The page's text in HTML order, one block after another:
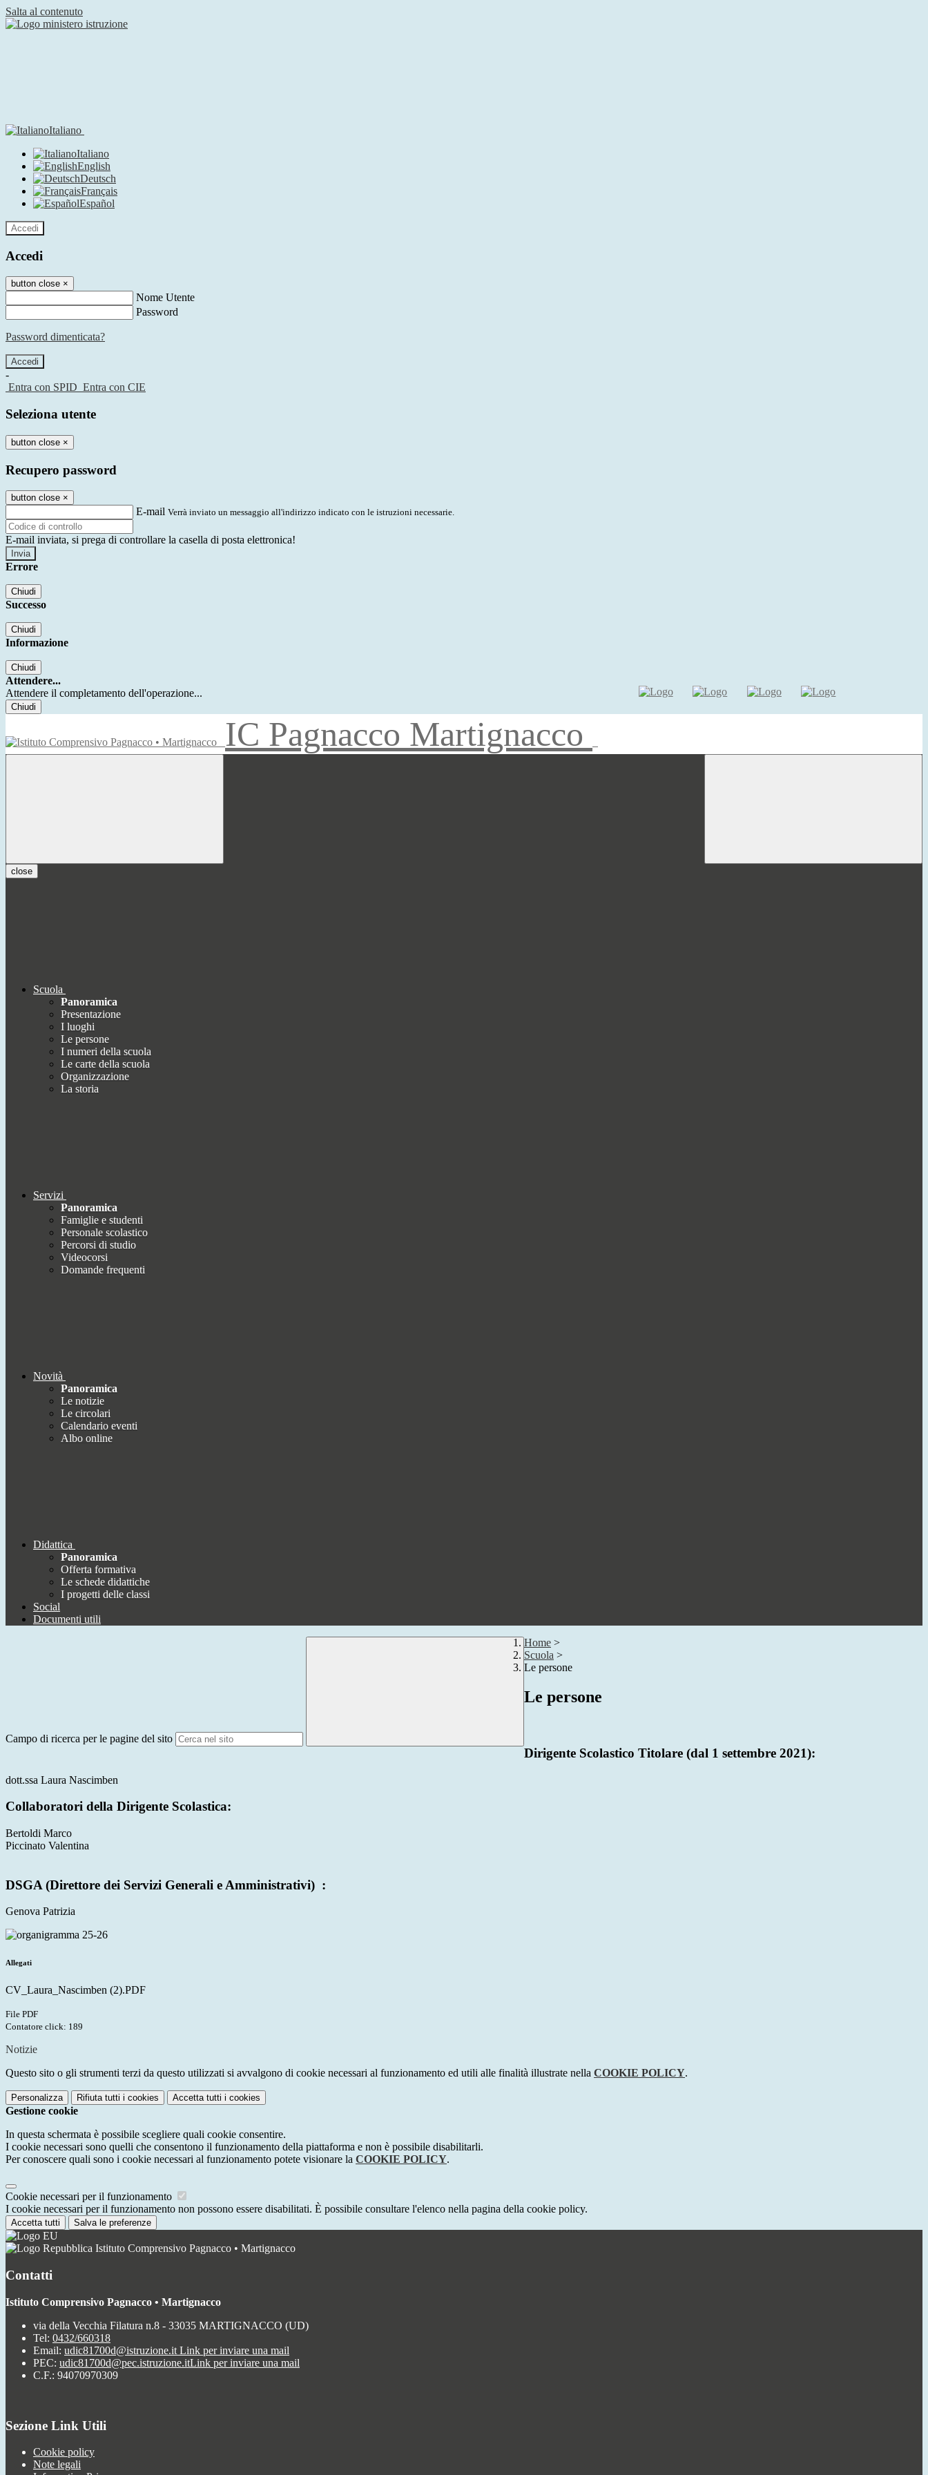
Salta al contenuto
Italiano
Italiano
English
Deutsch
Français
Español
Accedi
Accedi
button close ×
Nome Utente
Password
Password dimenticata?
-
Entra con SPID Entra con CIE
Seleziona utente
button close ×
Recupero password
button close ×
E-mail Verrà inviato un messaggio all'indirizzo indicato con le istruzioni necessarie.
E-mail inviata, si prega di controllare la casella di posta elettronica!
Errore
Chiudi
Successo
Chiudi
Informazione
Chiudi
Attendere...
Attendere il completamento dell'operazione...
Chiudi
IC Pagnacco Martignacco
close
Scuola
Panoramica
Presentazione
I luoghi
Le persone
I numeri della scuola
Le carte della scuola
Organizzazione
La storia
Servizi
Panoramica
Famiglie e studenti
Personale scolastico
Percorsi di studio
Videocorsi
Domande frequenti
Novità
Panoramica
Le notizie
Le circolari
Calendario eventi
Albo online
Didattica
Panoramica
Offerta formativa
Le schede didattiche
I progetti delle classi
Social
Documenti utili
Campo di ricerca per le pagine del sito
Home >
Scuola >
Le persone
Le persone
Dirigente Scolastico Titolare (dal 1 settembre 2021):
dott.ssa Laura Nascimben
Collaboratori della Dirigente Scolastica:
Bertoldi Marco
Piccinato Valentina
DSGA (Direttore dei Servizi Generali e Amministrativi) :
Genova Patrizia
Allegati
CV_Laura_Nascimben (2).PDF
File PDF
Contatore click: 189
Notizie
Questo sito o gli strumenti terzi da questo utilizzati si avvalgono di cookie necessari al funzionamento ed utili alle finalità illustrate nella COOKIE POLICY.
Personalizza Rifiuta tutti i cookies Accetta tutti i cookies
Gestione cookie
In questa schermata è possibile scegliere quali cookie consentire.
I cookie necessari sono quelli che consentono il funzionamento della piattaforma e non è possibile disabilitarli.
Per conoscere quali sono i cookie necessari al funzionamento potete visionare la COOKIE POLICY.
Cookie necessari per il funzionamento
I cookie necessari per il funzionamento non possono essere disabilitati. È possibile consultare l'elenco nella pagina della cookie policy.
Accetta tutti Salva le preferenze
Istituto Comprensivo Pagnacco • Martignacco
Contatti
Istituto Comprensivo Pagnacco • Martignacco
via della Vecchia Filatura n.8 - 33035 MARTIGNACCO (UD)
Tel: 0432/660318
Email: udic81700d@istruzione.it Link per inviare una mail
PEC: udic81700d@pec.istruzione.itLink per inviare una mail
C.F.: 94070970309
Sezione Link Utili
Cookie policy
Note legali